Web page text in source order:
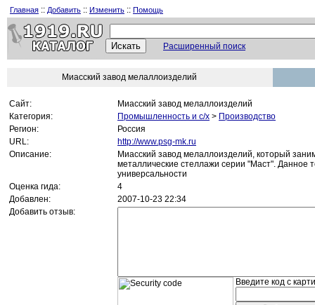
Главная :: Добавить :: Изменить :: Помощь
Расширенный поиск
Миасский завод мелаллоизделий
Сайт:
Миасский завод мелаллоизделий
Категория:
Промышленность и c/х > Производство
Регион:
Россия
URL:
http://www.psg-mk.ru
Описание:
Миасский завод мелаллоизделий, который
металлические стеллажи серии "Маст". Данное
универсальности
Оценка гида:
4
Добавлен:
2007-10-23 22:34
Добавить отзыв:
Введите код с